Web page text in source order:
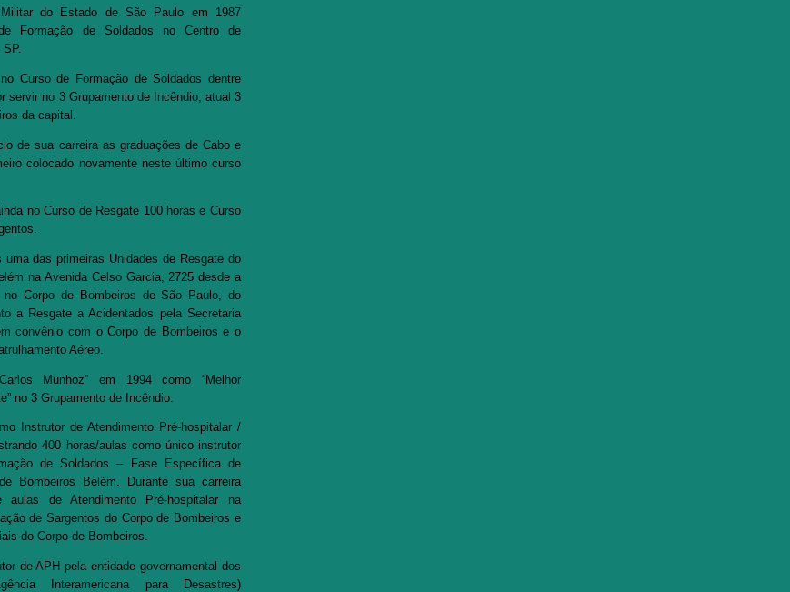
do Estado de São Paulo em 1987
Formação de Soldados no Centro de
SP.
Curso de Formação de Soldados dentre
servir no 3 Grupamento de Incêndio, atual 3
da capital.
de sua carreira as graduações de Cabo e
colocado novamente neste último curso
no Curso de Resgate 100 horas e Curso
uma das primeiras Unidades de Resgate do
na Avenida Celso Garcia, 2725 desde a
no Corpo de Bombeiros de São Paulo, do
a Resgate a Acidentados pela Secretaria
convênio com o Corpo de Bombeiros e o
Aéreo.
Munhoz” em 1994 como “Melhor
no 3 Grupamento de Incêndio.
Instrutor de Atendimento Pré-hospitalar /
400 horas/aulas como único instrutor
de Soldados – Fase Específica de
Bombeiros Belém. Durante sua carreira
aulas de Atendimento Pré-hospitalar na
de Sargentos do Corpo de Bombeiros e
do Corpo de Bombeiros.
de APH pela entidade governamental dos
Interamericana para Desastres)